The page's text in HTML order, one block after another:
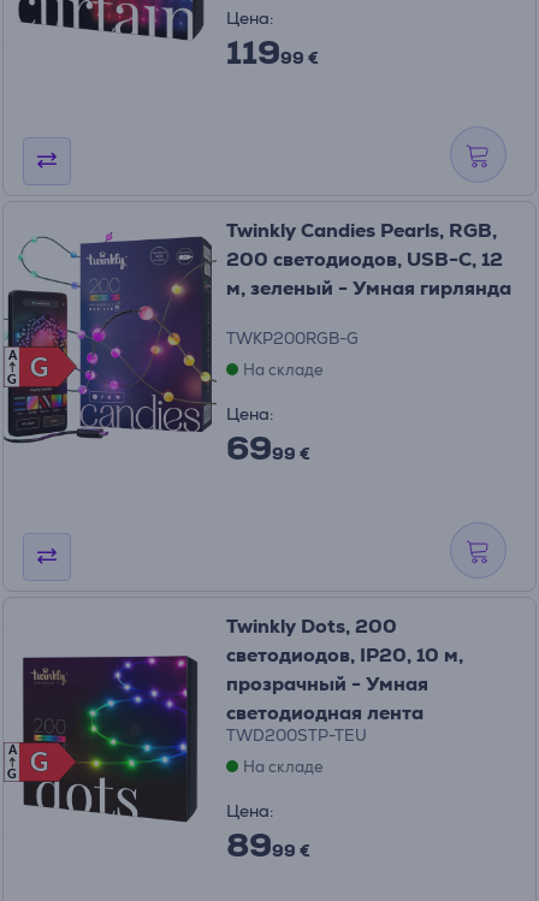
Цена:
11999 €
G
G
A
G
Twinkly Candies Pearls, RGB,
200 светодиодов, USB-C, 12
м, зеленый - Умная гирлянда
TWKP200RGB-G
На складе
Цена:
6999 €
G
G
A
G
Twinkly Dots, 200
светодиодов, IP20, 10 м,
прозрачный - Умная
светодиодная лента
TWD200STP-TEU
На складе
Цена:
8999 €